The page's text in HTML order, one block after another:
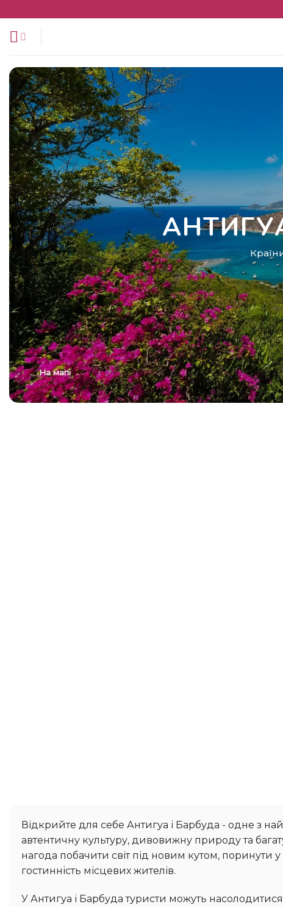
змісту
На мапі
Відкрийте для себе Антигуа і Барбуда - одне з найцікавіших туристичних напрямків, яке поєднує в собі
автентичну культуру, дивовижну природу та
нагода побачити світ під новим кутом, поринути у
гостинність місцевих жителів.
У Антигуа і Барбуда туристи можуть насолодитися не лише популярними пам’ятками, а й маловідомими, але